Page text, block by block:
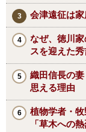
会津遠征は
なぜ、徳川
スを迎えた
織田信長の
思える理由
植物学者・
「草木への